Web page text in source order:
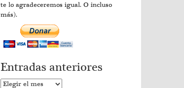
te lo agradeceremos igual. O incluso
más).
Entradas anteriores
Entradas